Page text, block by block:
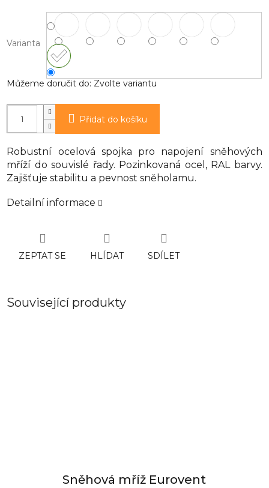
Varianta
Můžeme doručit do: Zvolte variantu
Přidat do košíku
Robustní ocelová spojka pro napojení sněhových
mříží do souvislé řady. Pozinkovaná ocel, RAL barvy.
Zajišťuje stabilitu a pevnost sněholamu.
Detailní informace
ZEPTAT SE HLÍDAT SDÍLET
Související produkty
Sněhová mříž Eurovent